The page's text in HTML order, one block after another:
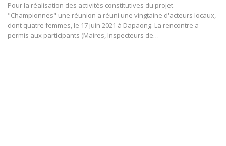
Pour la réalisation des activités constitutives du projet
"Championnes" une réunion a réuni une vingtaine d'acteurs locaux,
dont quatre femmes, le 17 juin 2021 à Dapaong. La rencontre a
permis aux participants (Maires, Inspecteurs de…